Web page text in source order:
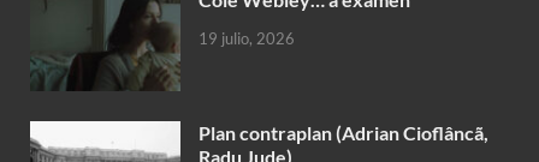
19 julio, 2026
Plan contraplan (Adrian Cioflâncã,
Radu Jude)